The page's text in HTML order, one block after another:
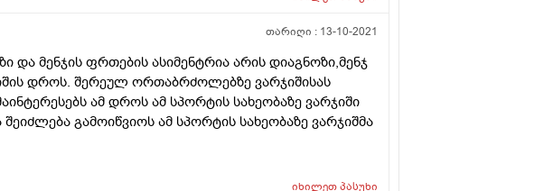
თარიღი : 13-10-2021
და მენჯის ფრთების ასიმენტრია არის დიაგნოზი,მენჯ
დროს. შერეულ ორთაბრძოლებზე ვარჯიშისას
ამ დროს ამ სპორტის სახეობაზე ვარჯიში
გამოიწვიოს ამ სპორტის სახეობაზე ვარჯიშმა
იხილეთპასუხი